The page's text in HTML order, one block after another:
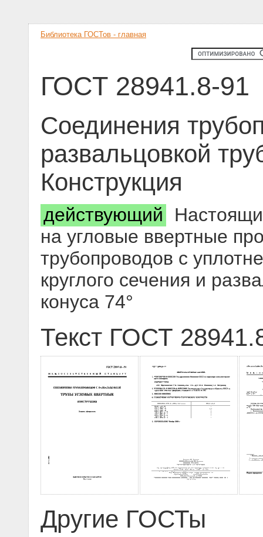
Библиотека ГОСТов - главная
ГОСТ 28941.8-91
Соединения
развальцовкой
Конструкция
действующий
на угловые ввертные
трубопроводов с
круглого сечения и
конуса 74°
Текст ГОСТ
Другие ГОСТы